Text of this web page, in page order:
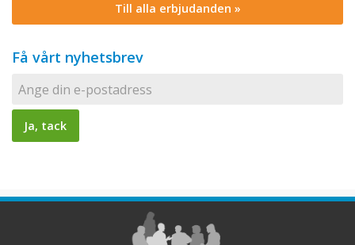
Till alla erbjudanden »
Få vårt nyhetsbrev